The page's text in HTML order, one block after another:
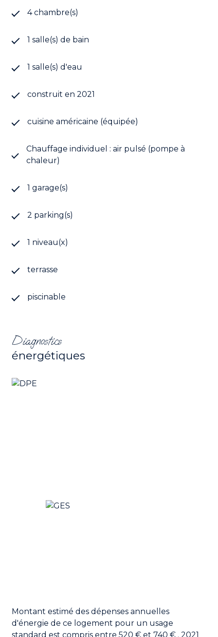
4 chambre(s)
1 salle(s) de bain
1 salle(s) d'eau
construit en 2021
cuisine américaine (équipée)
Chauffage individuel : air pulsé (pompe à
chaleur)
1 garage(s)
2 parking(s)
1 niveau(x)
terrasse
piscinable
Diagnostics
énergétiques
Montant estimé des dépenses annuelles
d'énergie de ce logement pour un usage
standard est compris entre 520 € et 740 € . 2021